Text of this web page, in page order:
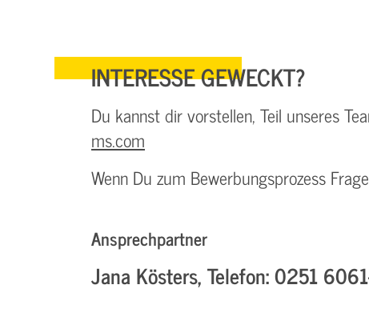
INTERESSE GEWECKT?
Du kannst dir vorstellen, Teil unseres
ms.com
Wenn Du zum Bewerbungsprozess
Ansprechpartner
Jana Kösters, Telefon: 0251